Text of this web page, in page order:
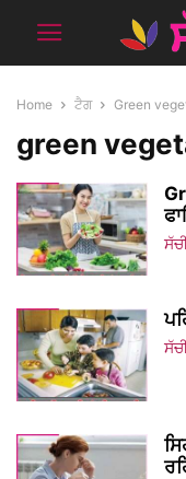
Home ਟੈਗ Green
green